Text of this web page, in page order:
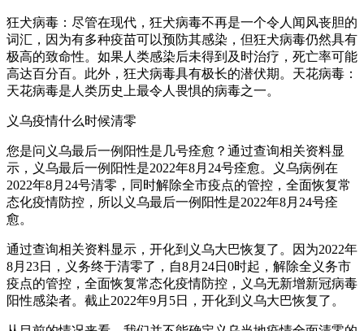
狂犬病毒：尽管在现代，狂犬病毒不再是一个令人闻风丧胆的
词汇，因为有多种疫苗可以预防其感染，但狂犬病毒仍然具有
极高的致命性。如果人类感染后未得到及时治疗，死亡率可能
高达百分百。此外，狂犬病毒具有极长的潜伏期。天花病毒：
天花病毒是人类历史上最令人畏惧的病毒之一。
义乌疫情什么时候清零
您是问义乌最后一例阳性是几号痊愈？通过查询相关资料显
示，义乌最后一例阳性是2022年8月24号痊愈。义乌病例在
2022年8月24号清零，同时解除全市疫点的管控，全面恢复常
态化疫情防控，所以义乌最后一例阳性是2022年8月24号痊
愈。
通过查询相关资料显示，开化到义乌大巴恢复了。因为2022年
8月23日，义务终于清零了，自8月24日0时起，解除全义务市
疫点的管控，全面恢复常态化疫情防控，义乌无新增新冠病毒
阳性感染者。截止2022年9月5日，开化到义乌大巴恢复了。